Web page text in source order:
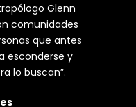
Glenn
comunidades
que antes
esconderse y
lo buscan”.